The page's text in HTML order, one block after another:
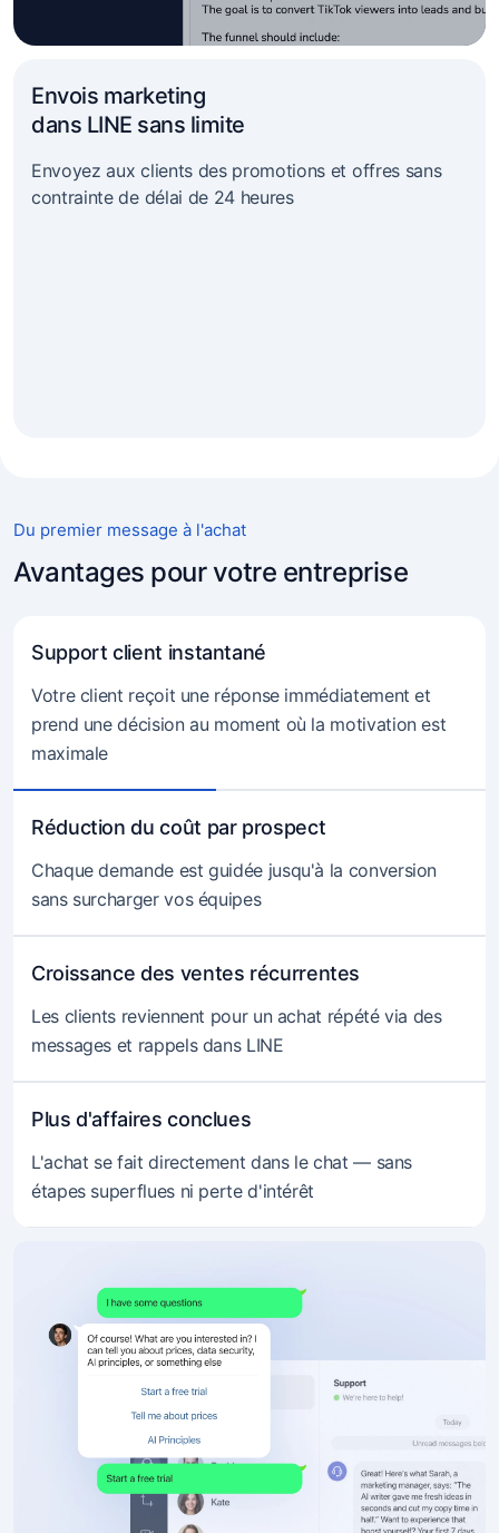
Envois marketing
dans LINE sans limite
Envoyez aux clients des promotions et offres sans
contrainte de délai de 24 heures
Du premier message à l'achat
Avantages pour votre entreprise
Support client instantané
Votre client reçoit une réponse immédiatement et
prend une décision au moment où la motivation est
maximale
Réduction du coût par prospect
Chaque demande est guidée jusqu'à la conversion
sans surcharger vos équipes
Croissance des ventes récurrentes
Les clients reviennent pour un achat répété via des
messages et rappels dans LINE
Plus d'affaires conclues
L'achat se fait directement dans le chat — sans
étapes superflues ni perte d'intérêt